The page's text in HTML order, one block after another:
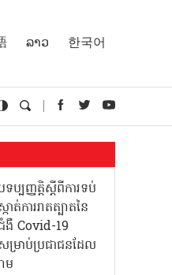
ລາວ 한국어
ទប្បញ្ញត្តិស្តីពីការទប់
កាត់ការរាតត្បាតនៃ
ងឺ Covid-19
ម្រាប់ប្រជាជនដែល
ម